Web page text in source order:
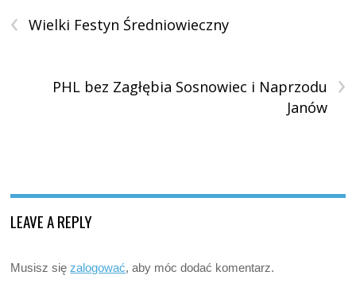
‹ Wielki Festyn Średniowieczny
›
PHL bez Zagłębia Sosnowiec i Naprzodu
Janów
LEAVE A REPLY
Musisz sięzalogować, aby móc dodać komentarz.